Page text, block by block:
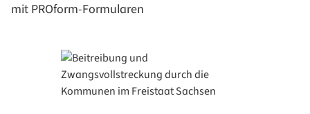
mit PROform-Formularen
Bildergalerie überspringen